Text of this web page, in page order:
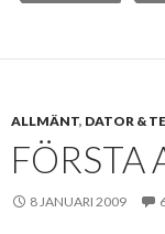
ALLMÄNT, DATOR &
FÖRSTA
8 JANUARI 2009